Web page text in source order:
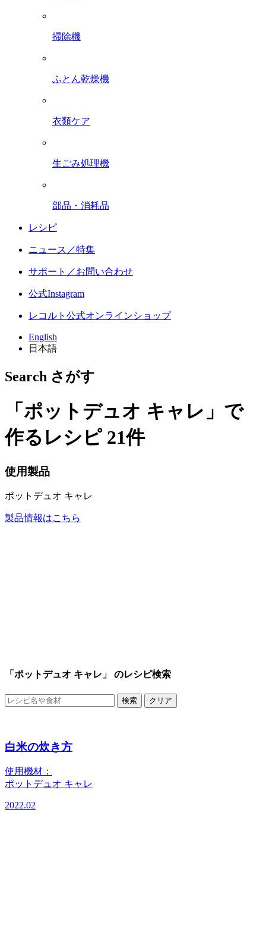
掃除機
ふとん乾燥機
衣類ケア
生ごみ処理機
部品・消耗品
レシピ
ニュース／特集
サポート／お問い合わせ
公式Instagram
レコルト公式オンラインショップ
English
日本語
Search さがす
「ポットデュオ キャレ」で
作るレシピ 21件
使用製品
ポットデュオ キャレ
製品情報はこちら
「ポットデュオ キャレ」 のレシピ検索
検索 クリア
白米の炊き方
使用機材：
ポットデュオ キャレ
2022.02